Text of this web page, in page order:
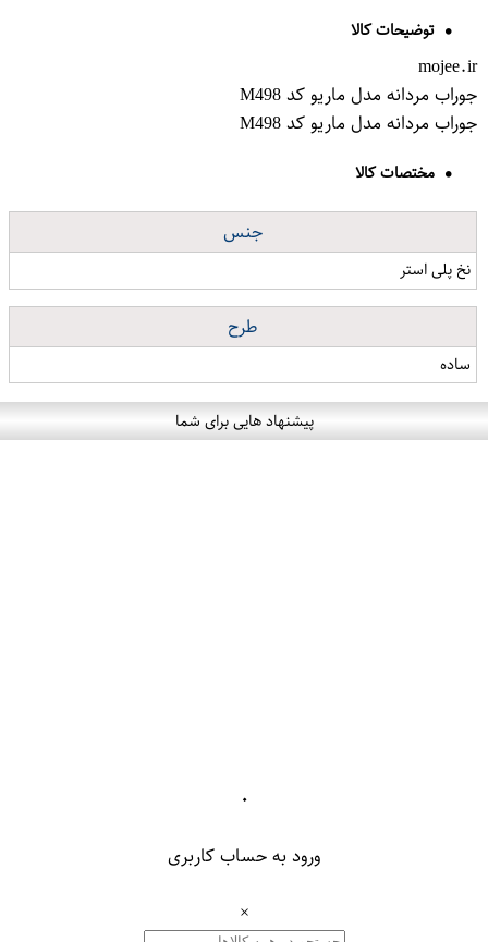
توضیحات کالا
mojee.ir
جوراب مردانه مدل ماریو کد M498
جوراب مردانه مدل ماریو کد M498
مختصات کالا
جنس
نخ پلی استر
طرح
ساده
پیشنهاد هایی برای شما
۰
ورود به حساب کاربری
×